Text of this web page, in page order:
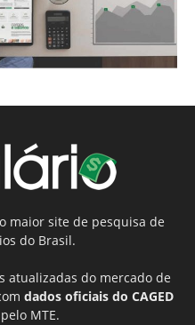
maior site de pesquisa de
do Brasil.
atualizadas do mercado de
dados oficiais do CAGED
MTE.